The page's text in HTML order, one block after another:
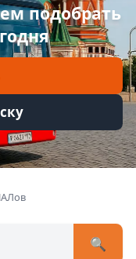
подобрать
Информация
🔍